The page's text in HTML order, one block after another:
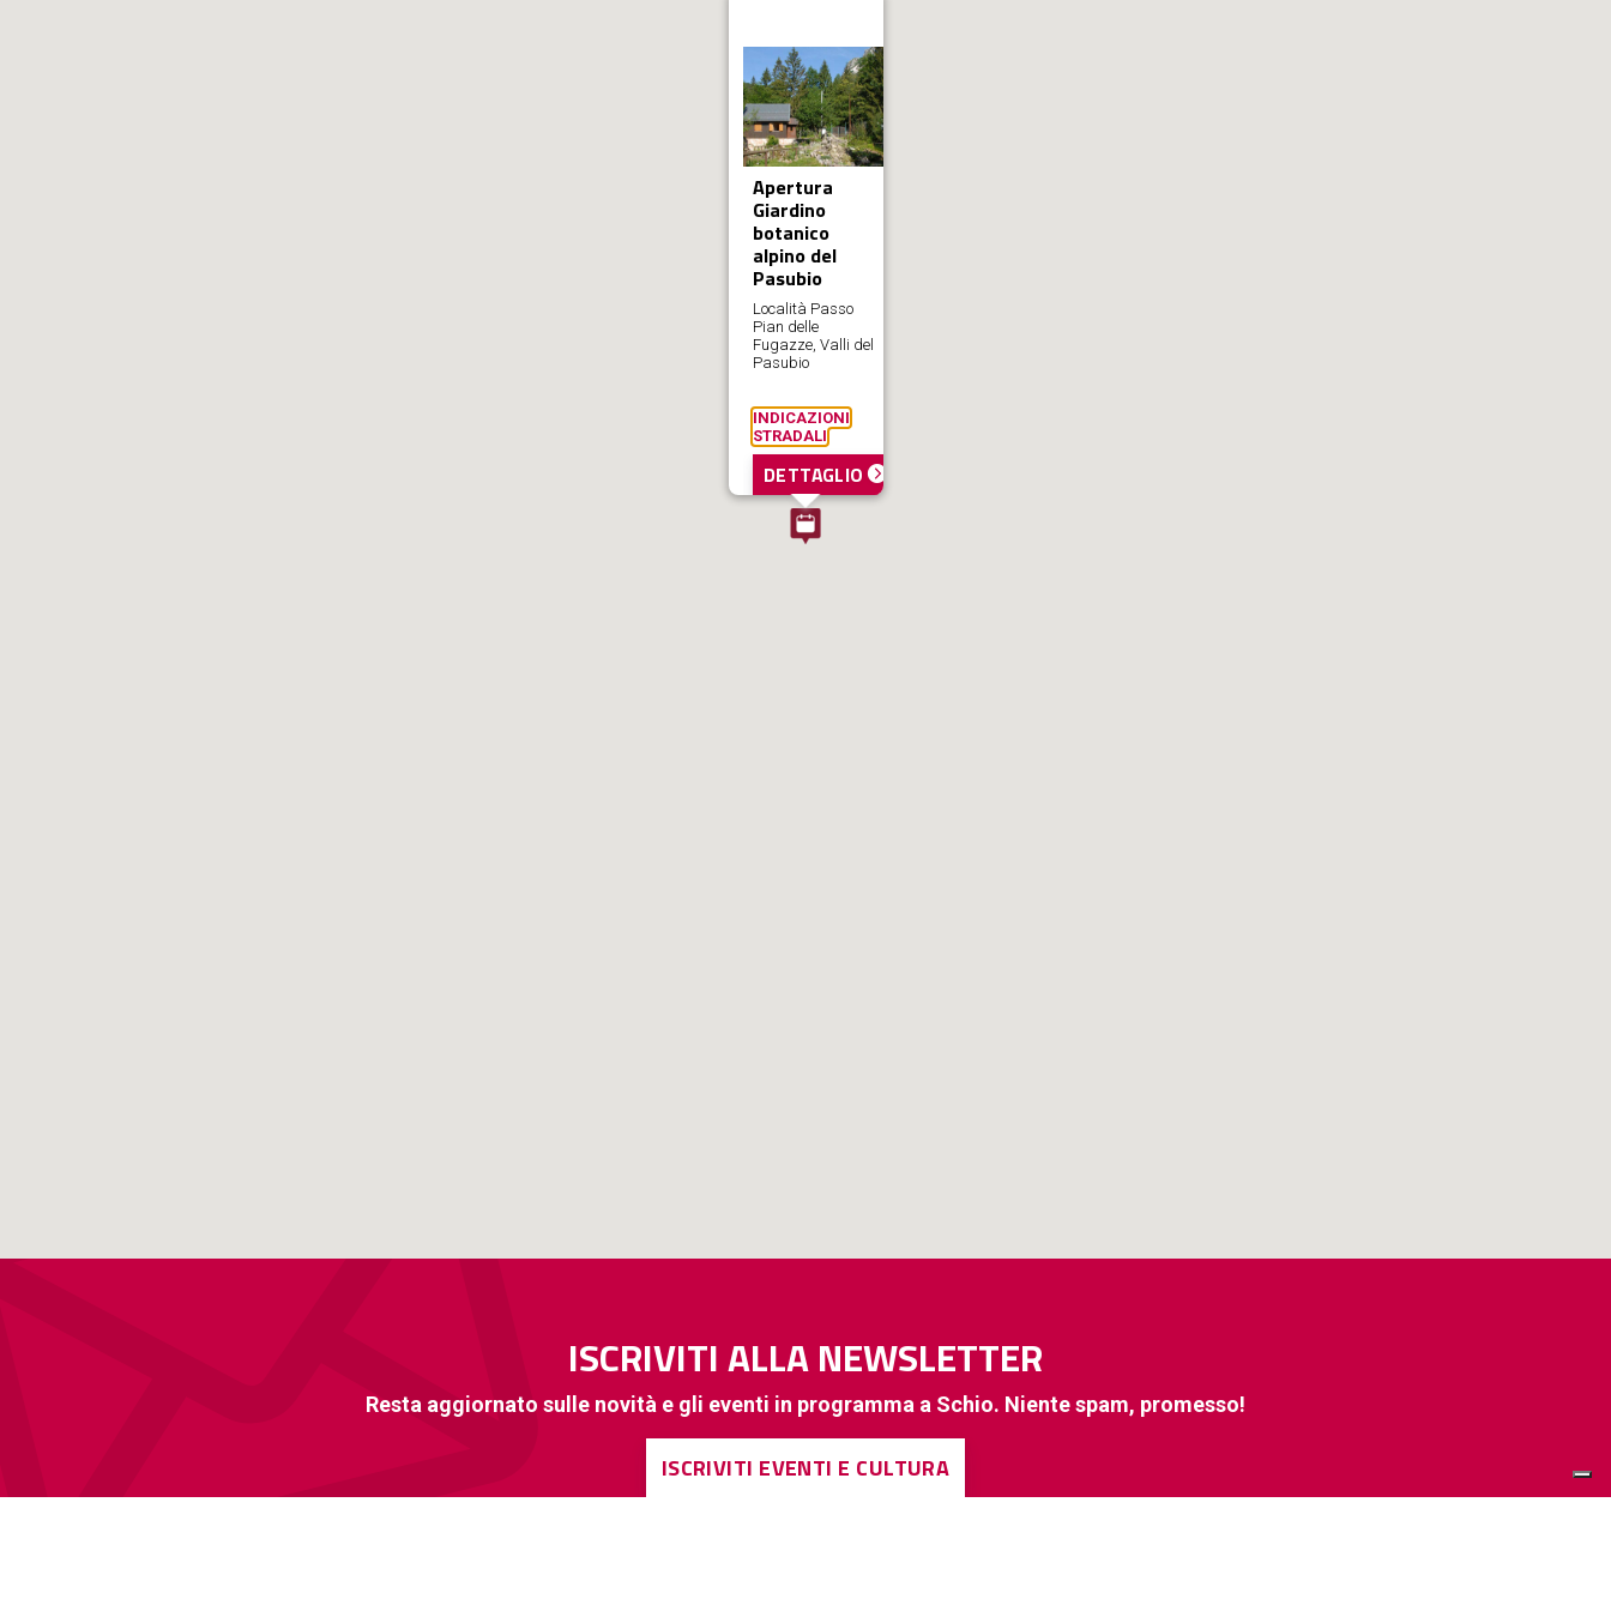
Apertura
Giardino
botanico
alpino del
Pasubio
Località Passo
Pian delle
Fugazze, Valli del
Pasubio
INDICAZIONI
STRADALI
DETTAGLIO
ISCRIVITI ALLA NEWSLETTER
Resta aggiornato sulle novità e gli eventi in programma a Schio. Niente spam, promesso!
ISCRIVITI EVENTI E CULTURA